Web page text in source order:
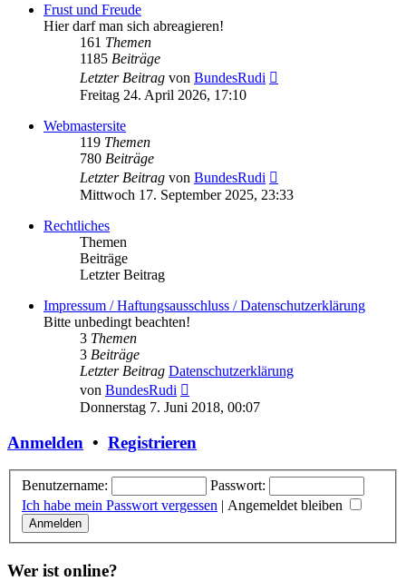
Frust und Freude
Hier darf man sich abreagieren!
161 Themen
1185 Beiträge
Letzter Beitrag von BundesRudi
Freitag 24. April 2026, 17:10
Webmastersite
119 Themen
780 Beiträge
Letzter Beitrag von BundesRudi
Beitrag
Mittwoch 17. September 2025, 23:33
Rechtliches
Themen
Beiträge
Letzter Beitrag
Impressum / Haftungsausschluss / Datenschutzerklärung
Bitte unbedingt beachten!
3 Themen
3 Beiträge
Letzter Beitrag Datenschutzerklärung
von BundesRudi
Beitrag
Donnerstag 7. Juni 2018, 00:07
Anmelden • Registrieren
Benutzername:
Passwort:
Ich habe mein Passwort vergessen | Angemeldet bleiben
Wer ist online?